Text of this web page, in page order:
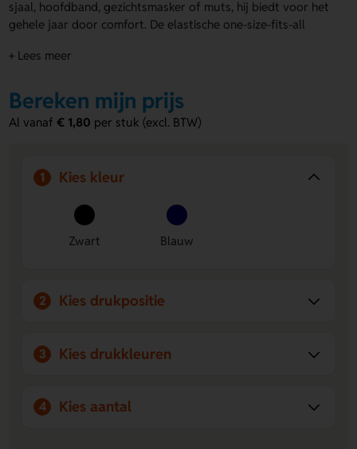
sjaal, hoofdband, gezichtsmasker of muts, hij biedt voor het
gehele jaar door comfort. De elastische one-size-fits-all
Verkrijgbaar in klassiek zwart, fel rood, fris wit of diepblauw.
ontwerp op één of twee posities. Ideaal voor promoties,
sportevenementen of gewoon als praktisch mode-item.
microfiber bandana
Veelzijdig draagbaar:
gezichtsmasker of muts, geschikt voor elk seizoen.
Comfortabele pasvorm:
Elastische one-size-fits-all, past
bij iedereen en biedt langdurig draagcomfort.
posities, perfect voor promoties of evenementen.
+ Lees meer
Bereken mijn prijs
Al vanaf€ 1,80 per stuk (excl. BTW)
1 Kies kleur
Zwart Blauw
2 Kies drukpositie
3 Kies drukkleuren
4 Kies aantal